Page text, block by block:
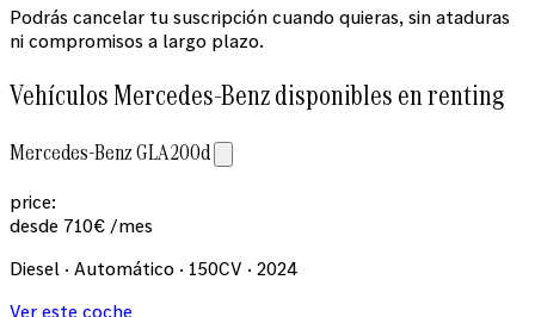
Podrás cancelar tu suscripción cuando quieras, sin ataduras
ni compromisos a largo plazo.
Vehículos Mercedes-Benz disponibles en renting
Mercedes-Benz GLA 200d
price:
desde 710€ /mes
Diesel · Automático · 150CV · 2024
Ver este coche